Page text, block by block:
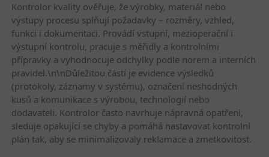
Kontrolor kvality ověřuje, že výrobky, materiál nebo
výstupy procesu splňují požadavky – rozměry, vzhled,
funkci i dokumentaci. Provádí vstupní, mezioperační i
výstupní kontrolu, pracuje s měřidly a kontrolními
přípravky a vyhodnocuje odchylky podle norem a interních
pravidel.\n\nDůležitou částí je evidence výsledků
(protokoly, záznamy v systému), označení neshodných
kusů a komunikace s výrobou, technologií nebo
dodavateli. Kontrolor často navrhuje nápravná opatření,
sleduje opakující se chyby a pomáhá nastavovat kontrolní
plán tak, aby se minimalizovaly reklamace a zmetkovitost.